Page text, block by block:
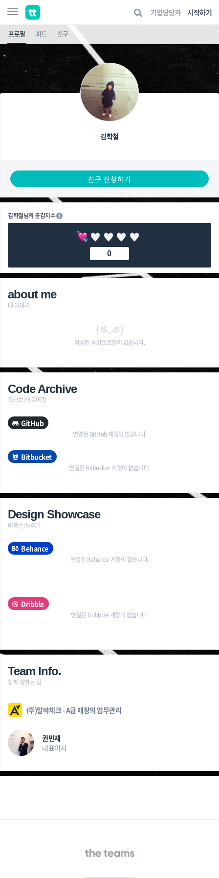
기업담당자 시작하기
프로필 피드 친구
김학철
친구 신청하기
김학철님의 공감지수
0
about me
내 이야기
( ಠ◡ಠ )
작성된 공감프로필이 없습니다.
Code Archive
깃허브/비트버킷
GitHub
연결된 GitHub 계정이 없습니다.
Bitbucket
연결된 Bitbucket 계정이 없습니다.
Design Showcase
비핸스/드리블
Behance
연결된 Behance 계정이 없습니다.
Dribble
연결된 Dribbble 계정이 없습니다.
Team Info.
함께 일하는 팀
(주)알바체크 - A급 매장의 업무관리
권민재
대표이사